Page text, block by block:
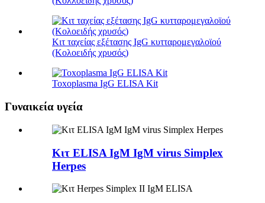
Κιτ ταχείας εξέτασης IgG κυτταρομεγαλοϊού
(Κολοειδής χρυσός)
Toxoplasma IgG ELISA Kit
Γυναικεία υγεία
Κιτ ELISA IgM IgM virus Simplex
Herpes